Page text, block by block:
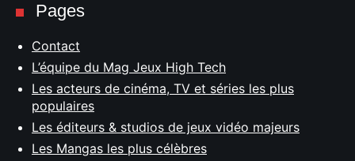
Pages
Contact
L’équipe du Mag Jeux High Tech
Les acteurs de cinéma, TV et séries les plus
populaires
Les éditeurs & studios de jeux vidéo majeurs
Les Mangas les plus célèbres